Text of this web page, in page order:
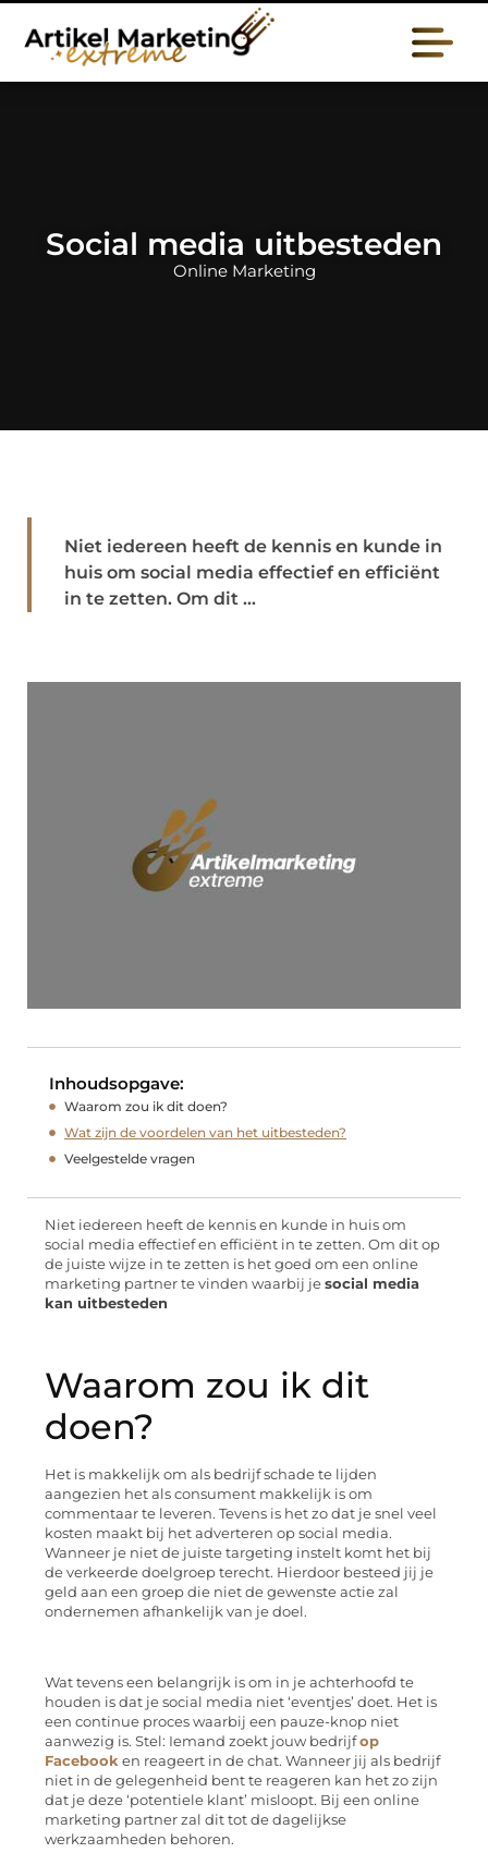
Social media uitbesteden
Online Marketing
Niet iedereen heeft de kennis en kunde in
huis om social media effectief en efficiënt
in te zetten. Om dit ...
Inhoudsopgave:
Waarom zou ik dit doen?
Wat zijn de voordelen van het uitbesteden?
Veelgestelde vragen
Niet iedereen heeft de kennis en kunde in huis om
social media effectief en efficiënt in te zetten. Om dit op
de juiste wijze in te zetten is het goed om een online
marketing partner te vinden waarbij je social media
kan uitbesteden
Waarom zou ik dit
doen?
Het is makkelijk om als bedrijf schade te lijden
aangezien het als consument makkelijk is om
commentaar te leveren. Tevens is het zo dat je snel veel
kosten maakt bij het adverteren op social media.
Wanneer je niet de juiste targeting instelt komt het bij
de verkeerde doelgroep terecht. Hierdoor besteed jij je
geld aan een groep die niet de gewenste actie zal
ondernemen afhankelijk van je doel.
Wat tevens een belangrijk is om in je achterhoofd te
houden is dat je social media niet ‘eventjes’ doet. Het is
een continue proces waarbij een pauze-knop niet
aanwezig is. Stel: Iemand zoekt jouw bedrijfop
Facebook en reageert in de chat. Wanneer jij als bedrijf
niet in de gelegenheid bent te reageren kan het zo zijn
dat je deze ‘potentiele klant’ misloopt. Bij een online
marketing partner zal dit tot de dagelijkse
werkzaamheden behoren.